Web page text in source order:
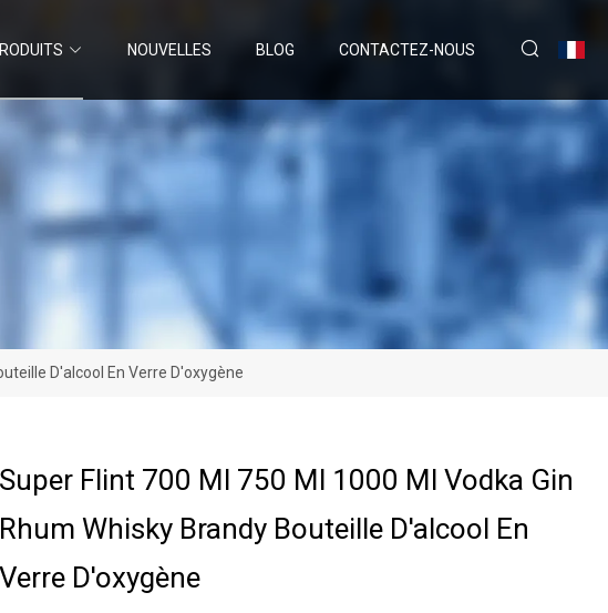
NOUVELLES BLOG CONTACTEZ-NOUS
D'alcool En Verre D'oxygène
Super Flint 700 Ml 750 Ml 1000 Ml Vodka Gin
Rhum Whisky Brandy Bouteille D'alcool En
Verre D'oxygène